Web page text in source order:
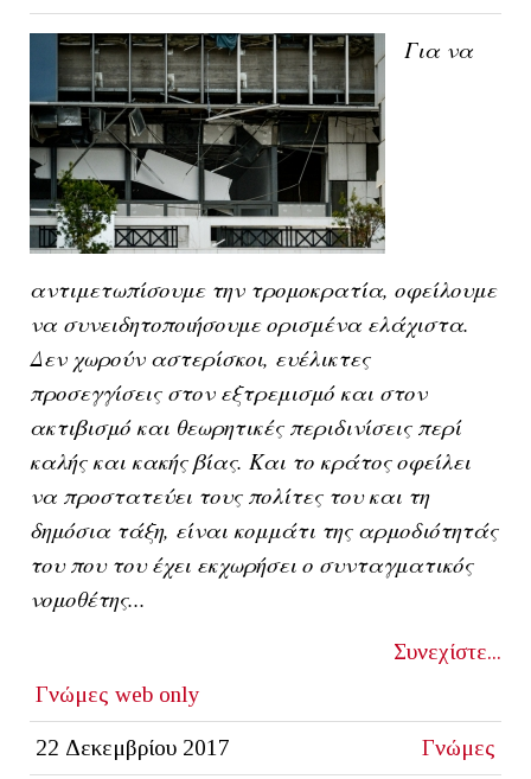
Για να
αντιμετωπίσουμε την τρομοκρατία, οφείλουμε
να συνειδητοποιήσουμε ορισμένα ελάχιστα.
Δεν χωρούν αστερίσκοι, ευέλικτες
προσεγγίσεις στον εξτρεμισμό και στον
ακτιβισμό και θεωρητικές περιδινίσεις περί
καλής και κακής βίας. Και το κράτος οφείλει
να προστατεύει τους πολίτες του και τη
δημόσια τάξη, είναι κομμάτι της αρμοδιότητάς
του που του έχει εκχωρήσει ο συνταγματικός
νομοθέτης...
Συνεχίστε...
Γνώμες web only
22 Δεκεμβρίου 2017 Γνώμες